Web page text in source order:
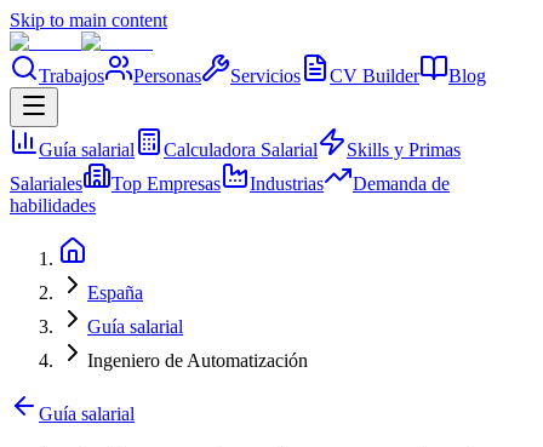
Skip to main content
Trabajos Personas Servicios CV Builder Blog
Guía salarial Calculadora Salarial
Skills y Primas
Salariales
Top Empresas Industrias
Demanda de
habilidades
España
Guía salarial
Ingeniero de Automatización
Guía salarial